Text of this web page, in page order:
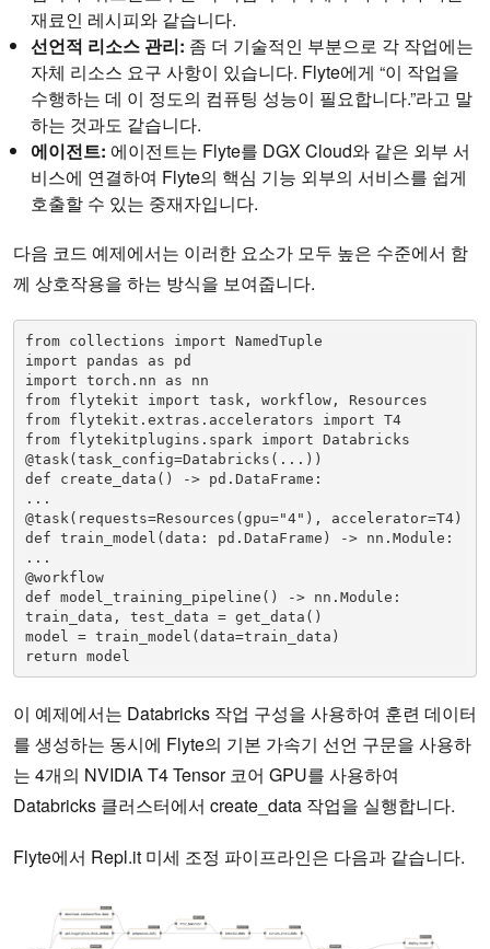
재료인 레시피와 같습니다.
선언적 리소스 관리: 좀 더 기술적인 부분으로 각 작업에는
자체 리소스 요구 사항이 있습니다. Flyte에게 “이 작업을
수행하는 데 이 정도의 컴퓨팅 성능이 필요합니다.”라고 말
하는 것과도 같습니다.
에이전트: 에이전트는 Flyte를 DGX Cloud와 같은 외부 서
비스에 연결하여 Flyte의 핵심 기능 외부의 서비스를 쉽게
호출할 수 있는 중재자입니다.
다음 코드 예제에서는 이러한 요소가 모두 높은 수준에서 함
께 상호작용을 하는 방식을 보여줍니다.
from collections import NamedTuple
import pandas as pd
import torch.nn as nn
from flytekit import task, workflow, Resources
from flytekit.extras.accelerators import T4
from flytekitplugins.spark import Databricks
@task(task_config=Databricks(...))
def create_data() -> pd.DataFrame:
...
@task(requests=Resources(gpu="4"), accelerator=T4)
def train_model(data: pd.DataFrame) -> nn.Module:
...
@workflow
def model_training_pipeline() -> nn.Module:
train_data, test_data = get_data()
model = train_model(data=train_data)
return model
이 예제에서는 Databricks 작업 구성을 사용하여 훈련 데이터
를 생성하는 동시에 Flyte의 기본 가속기 선언 구문을 사용하
는 4개의 NVIDIA T4 Tensor 코어 GPU를 사용하여
Databricks 클러스터에서 create_data 작업을 실행합니다.
Flyte에서 Repl.it 미세 조정 파이프라인은 다음과 같습니다.